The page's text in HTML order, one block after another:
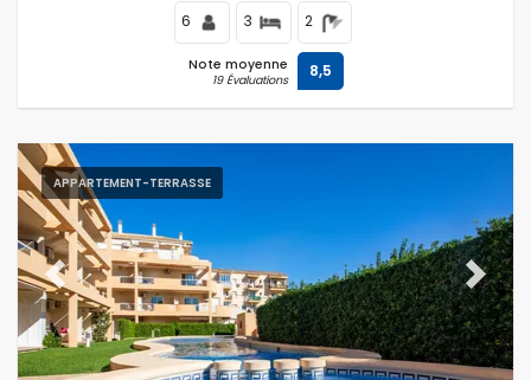
6 3 2
Note moyenne
19 Évaluations 8,5
APPARTEMENT-TERRASSE
Previous Next